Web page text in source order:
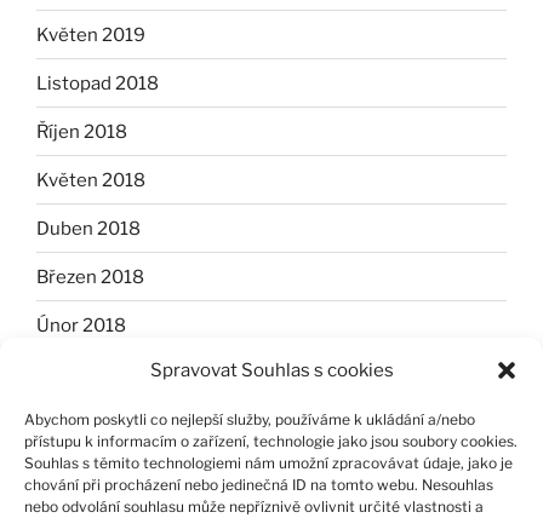
Spravovat Souhlas s cookies
Abychom poskytli co nejlepší služby, používáme k ukládání a/nebo
přístupu k informacím o zařízení, technologie jako jsou soubory cookies.
Souhlas s těmito technologiemi nám umožní zpracovávat údaje, jako je
chování při procházení nebo jedinečná ID na tomto webu. Nesouhlas
nebo odvolání souhlasu může nepříznivě ovlivnit určité vlastnosti a
Květen 2019
Listopad 2018
Říjen 2018
Květen 2018
Duben 2018
Březen 2018
Únor 2018
Listopad 2017
Říjen 2017